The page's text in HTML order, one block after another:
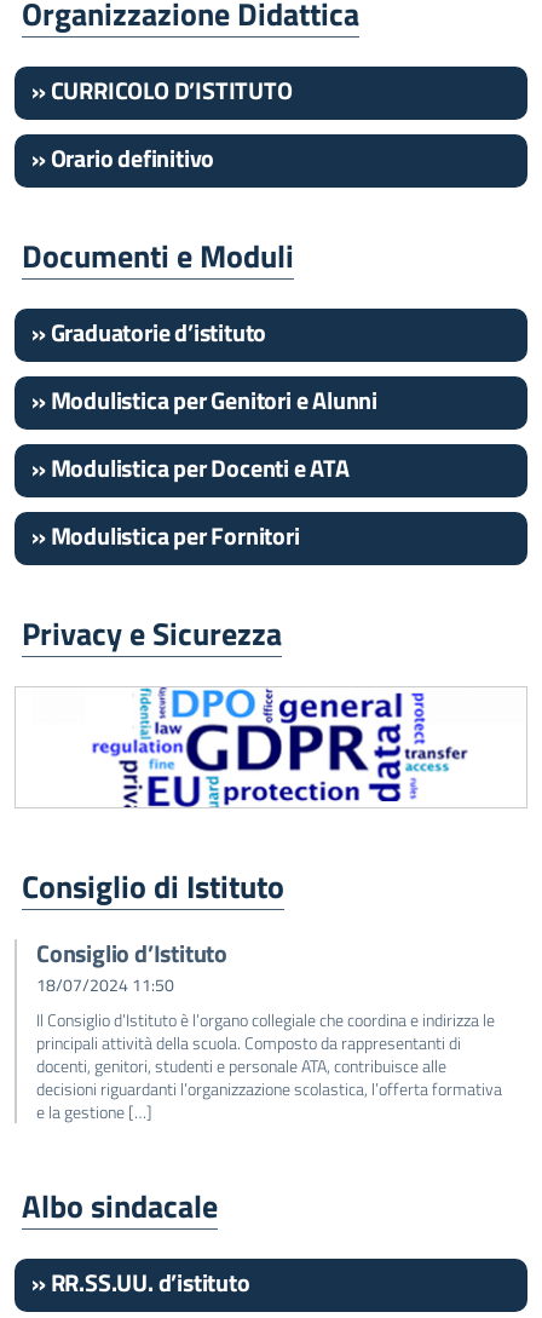
Organizzazione Didattica
» CURRICOLO D’ISTITUTO
» Orario definitivo
Documenti e Moduli
» Graduatorie d’istituto
» Modulistica per Genitori e Alunni
» Modulistica per Docenti e ATA
» Modulistica per Fornitori
Privacy e Sicurezza
Consiglio di Istituto
Consiglio d’Istituto
18/07/2024 11:50
Il Consiglio d’Istituto è l’organo collegiale che coordina e indirizza le
principali attività della scuola. Composto da rappresentanti di
docenti, genitori, studenti e personale ATA, contribuisce alle
decisioni riguardanti l’organizzazione scolastica, l’offerta formativa
e la gestione […]
Albo sindacale
» RR.SS.UU. d’istituto